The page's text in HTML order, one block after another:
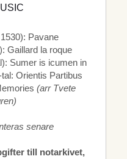
Pavane
Gaillard la roque
Sumer is icumen in
Orientis Partibus
(arr Tvete
senare
till notarkivet,